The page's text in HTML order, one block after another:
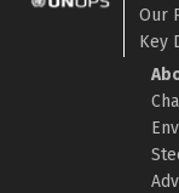
Our
Key